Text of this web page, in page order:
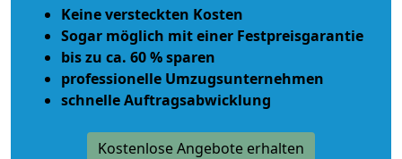
Keine versteckten Kosten
Sogar möglich mit einer Festpreisgarantie
bis zu ca. 60 % sparen
professionelle Umzugsunternehmen
schnelle Auftragsabwicklung
Kostenlose Angebote erhalten